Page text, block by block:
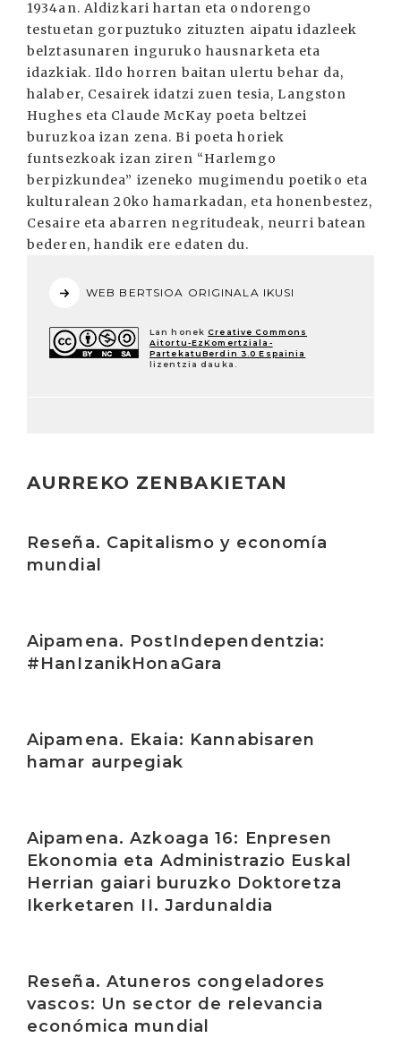
1934an. Aldizkari hartan eta ondorengo
testuetan gorpuztuko zituzten aipatu idazleek
belztasunaren inguruko hausnarketa eta
idazkiak. Ildo horren baitan ulertu behar da,
halaber, Cesairek idatzi zuen tesia, Langston
Hughes eta Claude McKay poeta beltzei
buruzkoa izan zena. Bi poeta horiek
funtsezkoak izan ziren “Harlemgo
berpizkundea” izeneko mugimendu poetiko eta
kulturalean 20ko hamarkadan, eta honenbestez,
Cesaire eta abarren negritudeak, neurri batean
bederen, handik ere edaten du.
WEB BERTSIOA ORIGINALA IKUSI
Lan honek Creative Commons
Aitortu-EzKomertziala-
PartekatuBerdin 3.0 Espainia
lizentzia dauka.
AURREKO ZENBAKIETAN
Reseña. Capitalismo y economía
mundial
Aipamena. PostIndependentzia:
#HanIzanikHonaGara
Aipamena. Ekaia: Kannabisaren
hamar aurpegiak
Aipamena. Azkoaga 16: Enpresen
Ekonomia eta Administrazio Euskal
Herrian gaiari buruzko Doktoretza
Ikerketaren II. Jardunaldia
Reseña. Atuneros congeladores
vascos: Un sector de relevancia
económica mundial